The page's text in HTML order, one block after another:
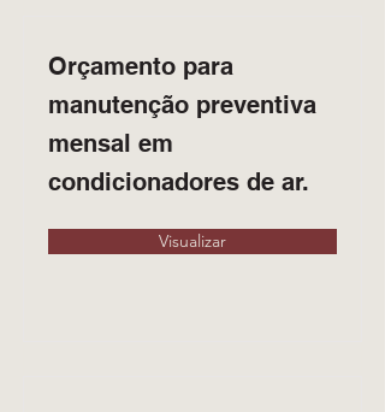
Orçamento para
manutenção preventiva
mensal em
condicionadores de ar.
Visualizar